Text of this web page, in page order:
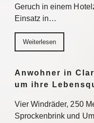
Geruch in einem
Einsatz in…
Weiterlesen
Anwohner in
um ihre
Vier Windräder, 250
Sprockenbrink und